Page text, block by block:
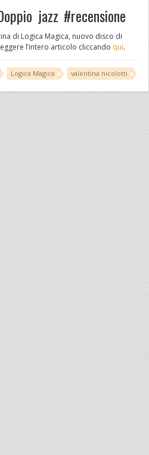
jazz #recensione
di Logica Magica, nuovo disco di
l’intero articolo cliccando qui.
Logica Magica valentina nicolotti